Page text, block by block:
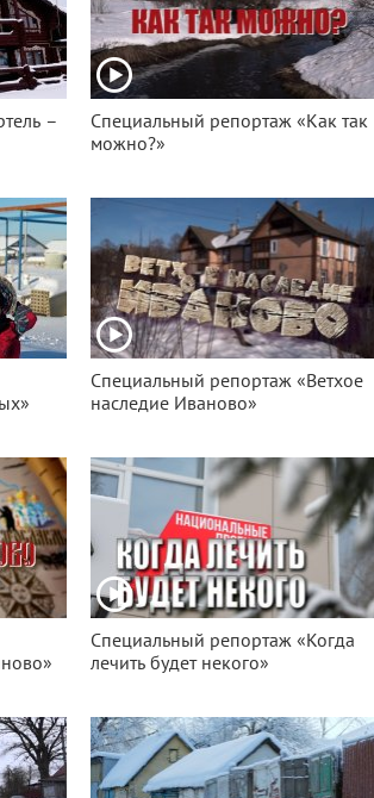
–
Специальный репортаж «Как так
можно?»
Специальный репортаж «Ветхое
наследие Иваново»
Специальный репортаж «Когда
лечить будет некого»